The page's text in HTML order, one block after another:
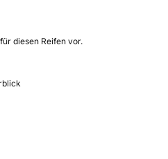
diesen Reifen vor.